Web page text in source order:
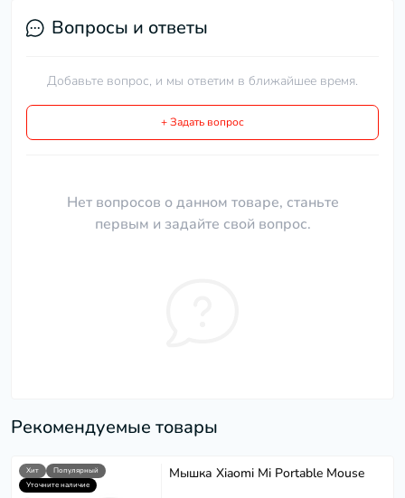
Вопросы и ответы
Добавьте вопрос, и мы ответим в ближайшее время.
+ Задать вопрос
Нет вопросов о данном товаре, станьте
первым и задайте свой вопрос.
Рекомендуемые товары
Хит
Популярный
Уточните наличие
Мышка Xiaomi Mi Portable Mouse